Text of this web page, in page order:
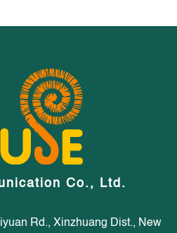
Co., Ltd.
Rd., Xinzhuang Dist., New